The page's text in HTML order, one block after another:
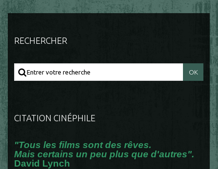
RECHERCHER
CITATION CINÉPHILE
"Tous les films sont des rêves.
Mais certains un peu plus que d'autres".
David Lynch